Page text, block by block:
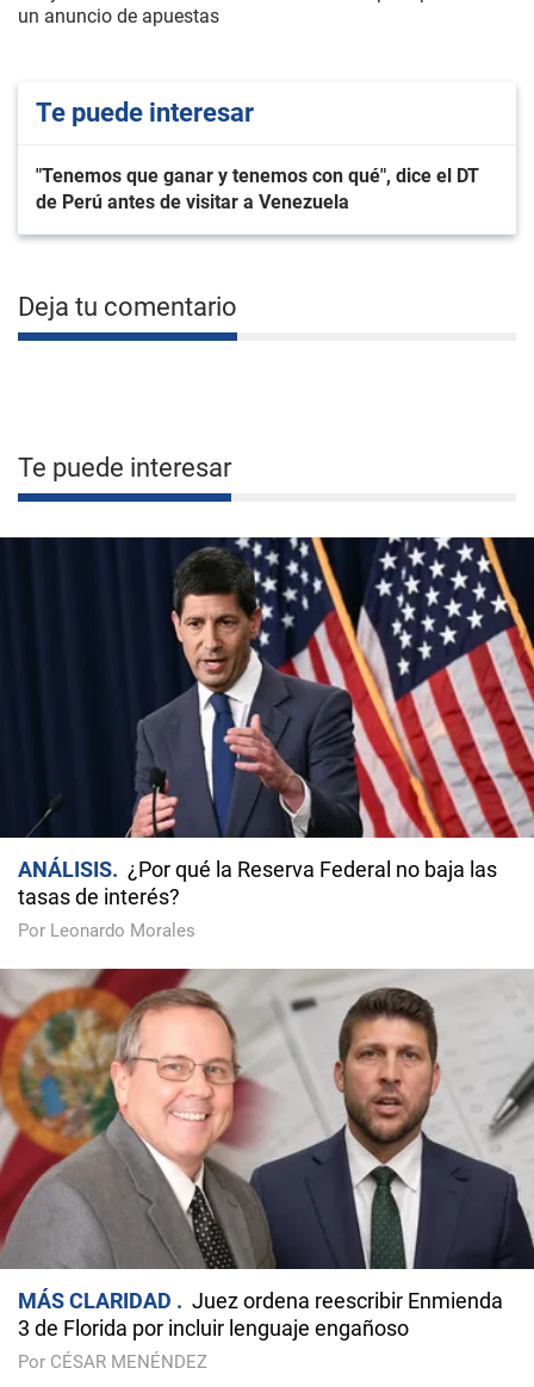
un anuncio de apuestas
Te puede interesar
"Tenemos que ganar y tenemos con qué", dice el DT
de Perú antes de visitar a Venezuela
Deja tu comentario
Te puede interesar
ANÁLISIS
¿Por qué la Reserva Federal no baja las
tasas de interés?
Por Leonardo Morales
MÁS CLARIDAD
Juez ordena reescribir Enmienda
3 de Florida por incluir lenguaje engañoso
Por CÉSAR MENÉNDEZ